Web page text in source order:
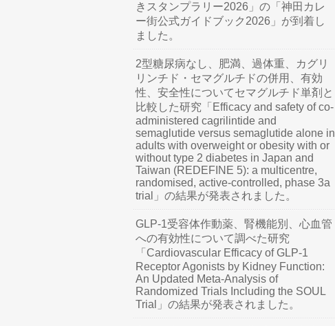
きスタンプラリー2026」の「神田カレ
ー街公式ガイドブック2026」が到着し
ました。
2型糖尿病なし、肥満、過体重、カグリ
リンチド・セマグルチドの併用、有効
性、安全性についてセマグルチド単剤と
比較した研究「Efficacy and safety of co-
administered cagrilintide and
semaglutide versus semaglutide alone in
adults with overweight or obesity with or
without type 2 diabetes in Japan and
Taiwan (REDEFINE 5): a multicentre,
randomised, active-controlled, phase 3a
trial」の結果が発表されました。
GLP-1受容体作動薬、腎機能別、心血管
への有効性について調べた研究
「Cardiovascular Efficacy of GLP-1
Receptor Agonists by Kidney Function:
An Updated Meta-Analysis of
Randomized Trials Including the SOUL
Trial」の結果が発表されました。